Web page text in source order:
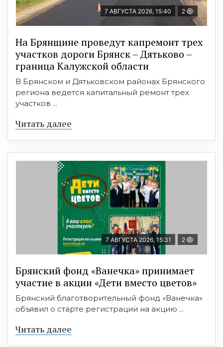
7 АВГУСТА 2026, 15:40 2
На Брянщине проведут капремонт трех
участков дороги Брянск – Дятьково –
граница Калужской области
В Брянском и Дятьковском районах Брянского
региона ведется капитальный ремонт трех
участков ...
Читать далее
7 АВГУСТА 2026, 15:31 2
Брянский фонд «Ванечка» принимает
участие в акции «Дети вместо цветов»
Брянский благотворительный фонд «Ванечка»
объявил о старте регистрации на акцию ...
Читать далее